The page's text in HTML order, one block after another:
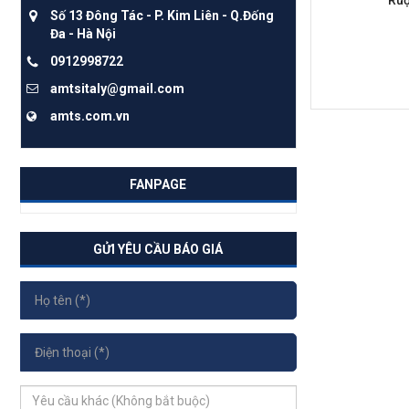
Số 13 Đông Tác - P. Kim Liên - Q.Đống
Đa - Hà Nội
0912998722
amtsitaly@gmail.com
amts.com.vn
FANPAGE
GỬI YÊU CẦU BÁO GIÁ